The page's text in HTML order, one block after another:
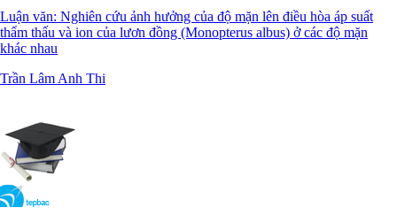
Luận văn: Nghiên cứu ảnh hưởng của độ mặn lên điều hòa áp suất
thẩm thấu và ion của lươn đồng (Monopterus albus) ở các độ mặn
khác nhau
Trần Lâm Anh Thi